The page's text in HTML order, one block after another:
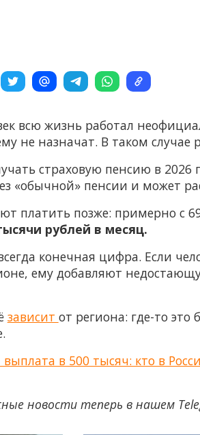
всю жизнь работал
не назначат. В таком
страховую пенсию в 2026
«обычной» пенсии и может
платить позже: примерно с
рублей в месяц.
конечная цифра. Если
ему добавляют
зависит от региона: где-то
выплата в 500 тысяч: кто в
новости теперь в нашем